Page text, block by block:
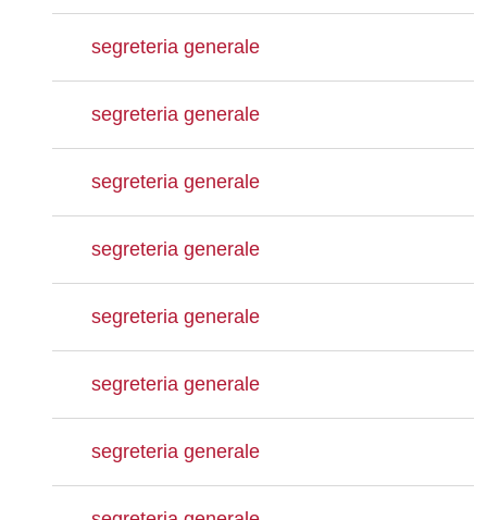
segreteria generale
segreteria generale
segreteria generale
segreteria generale
segreteria generale
segreteria generale
segreteria generale